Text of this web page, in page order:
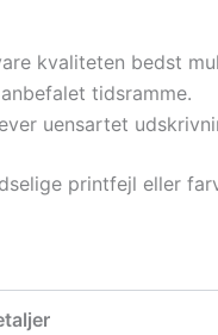
kvaliteten bedst
tidsramme.
uensartet
printfejl eller